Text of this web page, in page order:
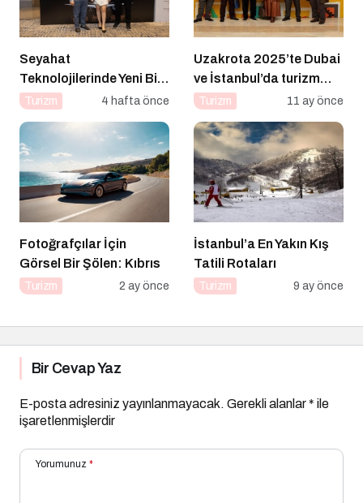
Seyahat
Teknolojilerinde Yeni Bir
Dönem
Turizm 4 hafta önce
Uzakrota 2025’te Dubai
ve İstanbul’da turizm
profesyonellerini
Turizm 11 ay önce
Fotoğrafçılar İçin
Görsel Bir Şölen: Kıbrıs
Turizm 2 ay önce
İstanbul’a En Yakın Kış
Tatili Rotaları
Turizm 9 ay önce
Bir Cevap Yaz
E-posta adresiniz yayınlanmayacak. Gerekli alanlar* ile
işaretlenmişlerdir
Yorumunuz *